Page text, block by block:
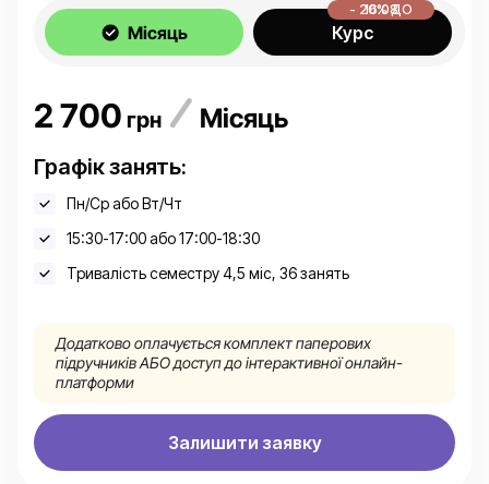
Місяць Курс
- 20% ДО 16.08
2 700 грн Місяць
Графік занять:
Пн/Ср або Вт/Чт
15:30-17:00 або 17:00-18:30
Тривалість семестру 4,5 міс, 36 занять
Додатково оплачується комплект паперових
підручників АБО доступ до інтерактивної онлайн-
платформи
Залишити заявку